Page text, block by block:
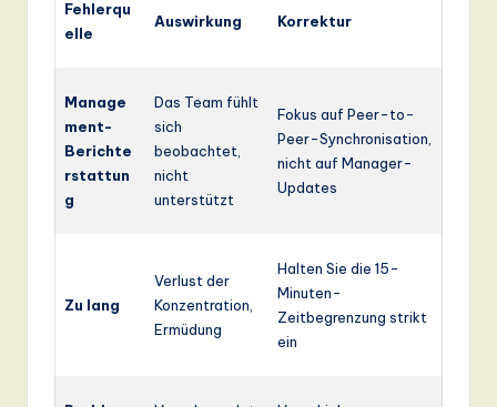
Fehlerqu
elle
Auswirkung Korrektur
Manage
ment-
Berichte
rstattun
g
Das Team fühlt
sich
beobachtet,
nicht
unterstützt
Fokus auf Peer-to-
Peer-Synchronisation,
nicht auf Manager-
Updates
Zu lang
Verlust der
Konzentration,
Ermüdung
Halten Sie die 15-
Minuten-
Zeitbegrenzung strikt
ein